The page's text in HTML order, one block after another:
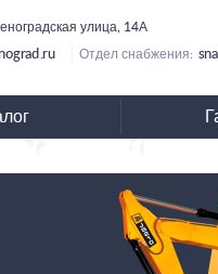
улица, 14А
Отдел снабжения: